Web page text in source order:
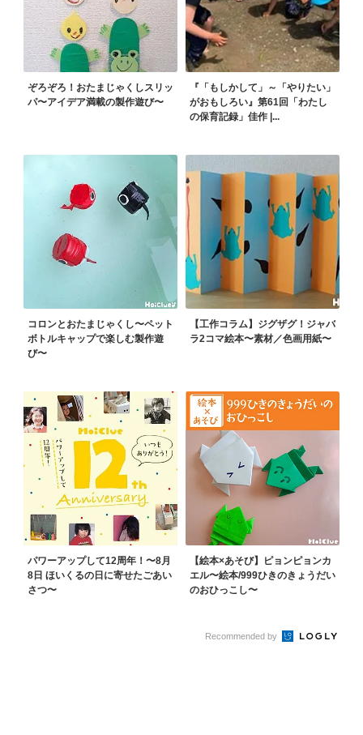
ぞろぞろ！おたまじゃくしスリッ
パ〜アイデア満載の製作遊び〜
『「もしかして」～「やりたい」
がおもしろい』第61回「わたし
の保育記録」佳作 |...
コロンとおたまじゃくし〜ペット
ボトルキャップで楽しむ製作遊
び〜
【工作コラム】ジグザグ！ジャバ
ラ2コマ絵本〜素材／色画用紙〜
パワーアップして12周年！〜8月
8日 ほいくるの日に寄せたごあい
さつ〜
【絵本×あそび】ピョンピョンカ
エル〜絵本/999ひきのきょうだい
のおひっこし〜
Recommended by